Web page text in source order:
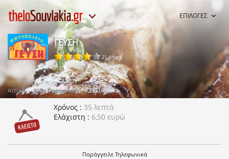
ΕΠΙΛΟΓΕΣ
ΓΕΥΣΗ
21 ψήφοι
Αττική Αγία Παρασκευή ΓΕΥΣΗ
Χρόνος
35 λεπτά
Ελάχιστη
6,50 ευρώ
Παράγγειλε Τηλεφωνικά